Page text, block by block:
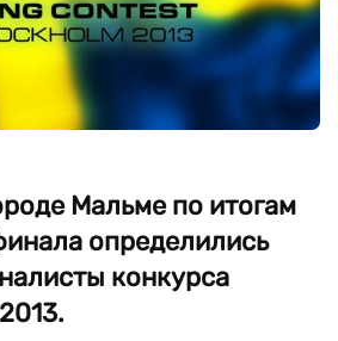
Мальме по итогам
определились
конкурса